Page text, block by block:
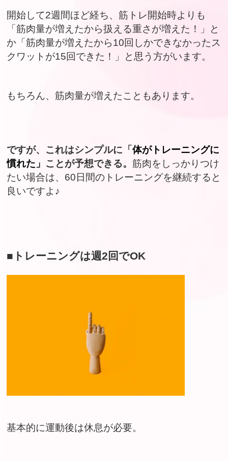
開始して2週間ほど経ち、筋トレ開始時よりも
「筋肉量が増えたから扱える重さが増えた！」と
か「筋肉量が増えたから10回しかできなかったス
クワットが15回できた！」と思う方がいます。
もちろん、筋肉量が増えたこともあります。
ですが、これはシンプルに「体がトレーニングに
慣れた」 ことが予想できる。筋肉をしっかりつけ
たい場合は、60日間のトレーニングを継続すると
良いですよ♪
■トレーニングは週2回でOK
基本的に運動後は休息が必要。